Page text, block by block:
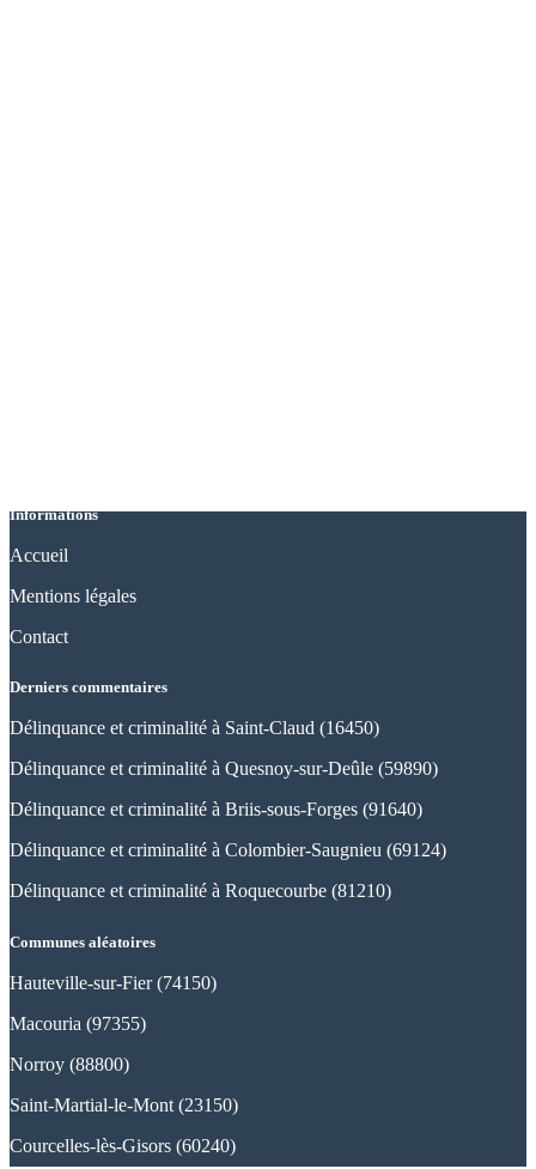
Informations
Accueil
Mentions légales
Contact
Derniers commentaires
Délinquance et criminalité à Saint-Claud (16450)
Délinquance et criminalité à Quesnoy-sur-Deûle (59890)
Délinquance et criminalité à Briis-sous-Forges (91640)
Délinquance et criminalité à Colombier-Saugnieu (69124)
Délinquance et criminalité à Roquecourbe (81210)
Communes aléatoires
Hauteville-sur-Fier (74150)
Macouria (97355)
Norroy (88800)
Saint-Martial-le-Mont (23150)
Courcelles-lès-Gisors (60240)